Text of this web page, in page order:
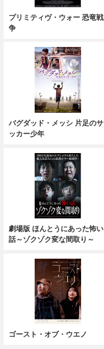
プリミティヴ・ウォー 恐竜戦
争
バグダッド・メッシ 片足のサ
ッカー少年
劇場版 ほんとうにあった怖い
話～ゾクゾク変な間取り～
ゴースト・オブ・ウエノ